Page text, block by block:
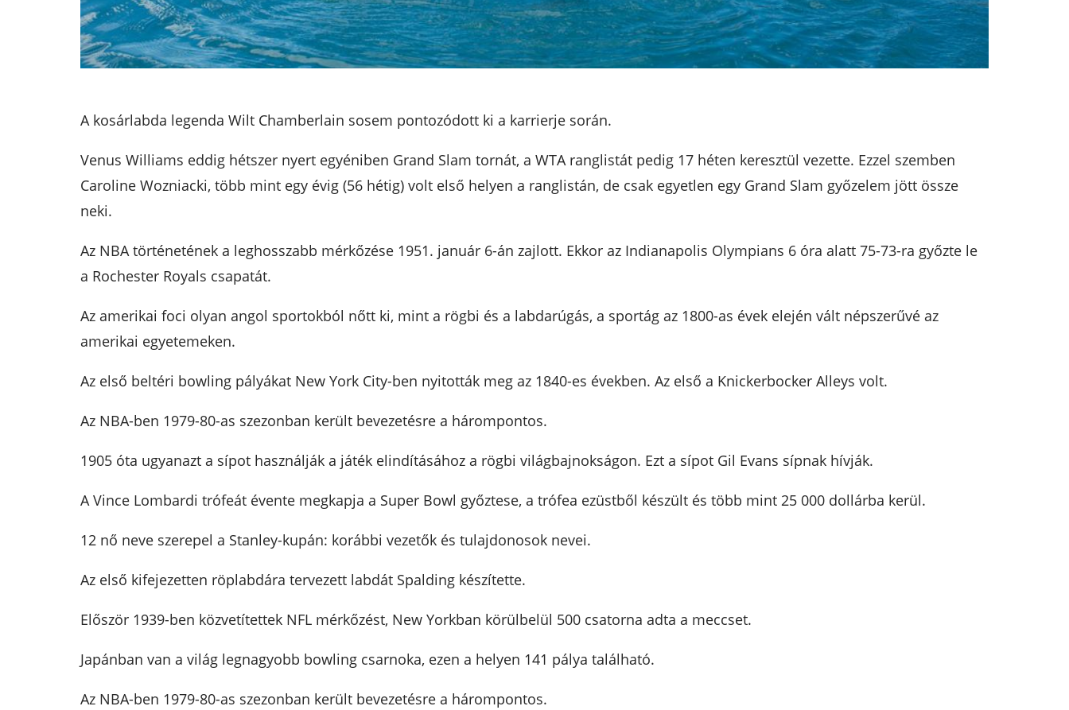
A kosárlabda legenda Wilt Chamberlain sosem pontozódott ki a karrierje során.
Venus Williams eddig hétszer nyert egyéniben Grand Slam tornát, a WTA ranglistát pedig 17 héten keresztül vezette. Ezzel szemben
Caroline Wozniacki, több mint egy évig (56 hétig) volt első helyen a ranglistán, de csak egyetlen egy Grand Slam győzelem jött össze
neki.
Az NBA történetének a leghosszabb mérkőzése 1951. január 6-án zajlott. Ekkor az Indianapolis Olympians 6 óra alatt 75-73-ra győzte le
a Rochester Royals csapatát.
Az amerikai foci olyan angol sportokból nőtt ki, mint a rögbi és a labdarúgás, a sportág az 1800-as évek elején vált népszerűvé az
amerikai egyetemeken.
Az első beltéri bowling pályákat New York City-ben nyitották meg az 1840-es években. Az első a Knickerbocker Alleys volt.
Az NBA-ben 1979-80-as szezonban került bevezetésre a hárompontos.
1905 óta ugyanazt a sípot használják a játék elindításához a rögbi világbajnokságon. Ezt a sípot Gil Evans sípnak hívják.
A Vince Lombardi trófeát évente megkapja a Super Bowl győztese, a trófea ezüstből készült és több mint 25 000 dollárba kerül.
12 nő neve szerepel a Stanley-kupán: korábbi vezetők és tulajdonosok nevei.
Az első kifejezetten röplabdára tervezett labdát Spalding készítette.
Először 1939-ben közvetítettek NFL mérkőzést, New Yorkban körülbelül 500 csatorna adta a meccset.
Japánban van a világ legnagyobb bowling csarnoka, ezen a helyen 141 pálya található.
Az NBA-ben 1979-80-as szezonban került bevezetésre a hárompontos.